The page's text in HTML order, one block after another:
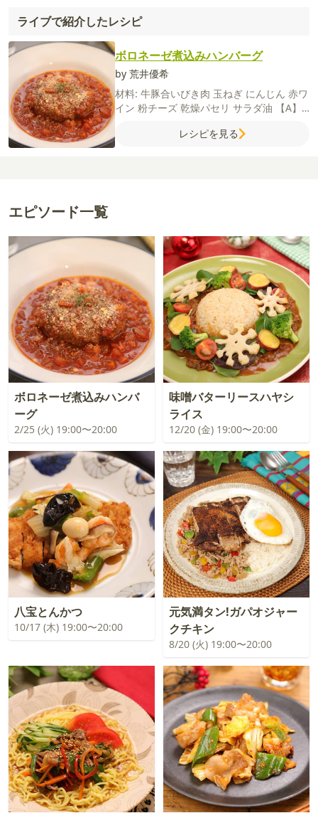
ライブで紹介したレシピ
ボロネーゼ煮込みハンバーグ
by 荒井優希
材料: 牛豚合いびき肉 玉ねぎ にんじん 赤ワ
イン 粉チーズ 乾燥パセリ サラダ油
【A】
ウスターソースコンソメ（顆粒）
レシピを見る
エピソード一覧
ボロネーゼ煮込みハンバ
ーグ
2/25 (火) 19:00〜20:00
味噌バターリースハヤシ
ライス
12/20 (金) 19:00〜20:00
八宝とんかつ
10/17 (木) 19:00〜20:00
元気満タン!ガパオジャー
クチキン
8/20 (火) 19:00〜20:00